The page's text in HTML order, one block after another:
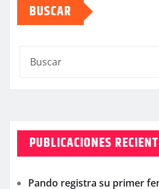
BUSCAR
PUBLICACIONES
Pando registra su primer